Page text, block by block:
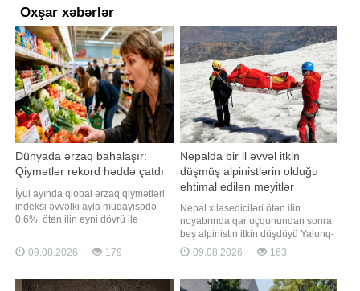
Oxşar xəbərlər
Dünyada ərzaq bahalaşır:
Qiymətlər rekord həddə çatdı
İyul ayında qlobal ərzaq qiymətləri
indeksi əvvəlki ayla müqayisədə
0,6%, ötən ilin eyni dövrü ilə
cü ilin yanvarından bəri ən yüksək
səviyyəyə çatıb. xəbər verir ki, bu
Təsərrüfatı Təşkilatı (FAO) məlumat
09.08.2026 179
Nepalda bir il əvvəl itkin
düşmüş alpinistlərin olduğu
ehtimal edilən meyitlər
aşkarlanıb
Nepal xilasediciləri ötən ilin
noyabrında qar uçqunundan sonra
beş alpinistin itkin düşdüyü Yalunq-
Ri dağı ərazisində beş meyit
aşkarlayıblar. Tapılan meyitlərin itkin
olmadığı hələlik müəyyən
09.08.2026 163